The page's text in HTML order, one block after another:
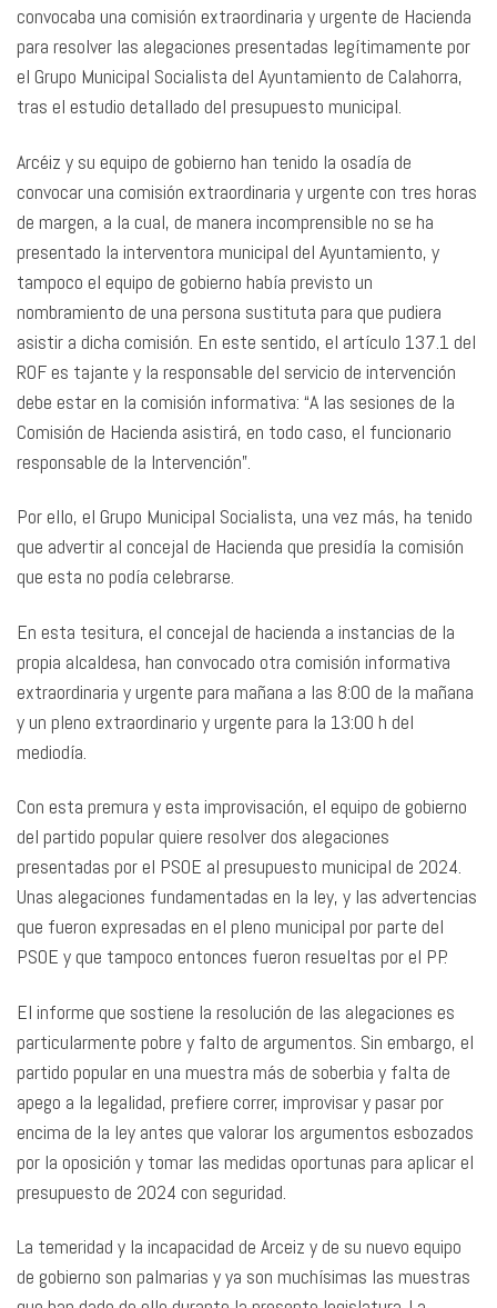
convocaba una comisión extraordinaria y urgente de Hacienda
para resolver las alegaciones presentadas legítimamente por
el Grupo Municipal Socialista del Ayuntamiento de Calahorra,
tras el estudio detallado del presupuesto municipal.
Arcéiz y su equipo de gobierno han tenido la osadía de
convocar una comisión extraordinaria y urgente con tres horas
de margen, a la cual, de manera incomprensible no se ha
presentado la interventora municipal del Ayuntamiento, y
tampoco el equipo de gobierno había previsto un
nombramiento de una persona sustituta para que pudiera
asistir a dicha comisión. En este sentido, el artículo 137.1 del
ROF es tajante y la responsable del servicio de intervención
debe estar en la comisión informativa: “A las sesiones de la
Comisión de Hacienda asistirá, en todo caso, el funcionario
responsable de la Intervención”.
Por ello, el Grupo Municipal Socialista, una vez más, ha tenido
que advertir al concejal de Hacienda que presidía la comisión
que esta no podía celebrarse.
En esta tesitura, el concejal de hacienda a instancias de la
propia alcaldesa, han convocado otra comisión informativa
extraordinaria y urgente para mañana a las 8:00 de la mañana
y un pleno extraordinario y urgente para la 13:00 h del
mediodía.
Con esta premura y esta improvisación, el equipo de gobierno
del partido popular quiere resolver dos alegaciones
presentadas por el PSOE al presupuesto municipal de 2024.
Unas alegaciones fundamentadas en la ley, y las advertencias
que fueron expresadas en el pleno municipal por parte del
PSOE y que tampoco entonces fueron resueltas por el PP.
El informe que sostiene la resolución de las alegaciones es
particularmente pobre y falto de argumentos. Sin embargo, el
partido popular en una muestra más de soberbia y falta de
apego a la legalidad, prefiere correr, improvisar y pasar por
encima de la ley antes que valorar los argumentos esbozados
por la oposición y tomar las medidas oportunas para aplicar el
presupuesto de 2024 con seguridad.
La temeridad y la incapacidad de Arceiz y de su nuevo equipo
de gobierno son palmarias y ya son muchísimas las muestras